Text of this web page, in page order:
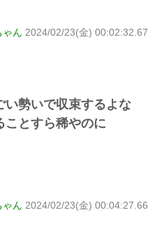
ゃん 2024/02/23(金) 00:02:32.67
い勢いで収束するよな
ことすら稀やのに
ゃん 2024/02/23(金) 00:04:27.66